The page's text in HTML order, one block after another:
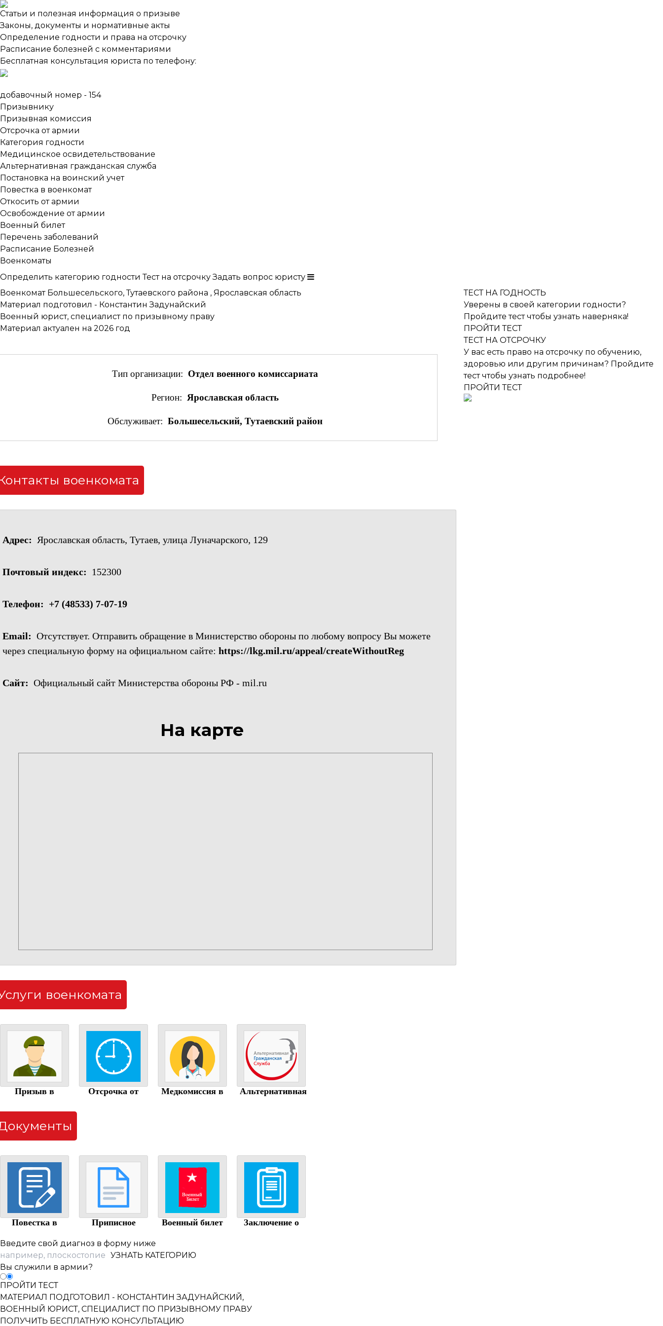
Статьи и полезная информация о призыве
Законы, документы и нормативные акты
Определение годности и права на отсрочку
Расписание болезней с комментариями
Бесплатная консультация юриста по телефону:
добавочный номер - 154
Призывнику
Призывная комиссия
Отсрочка от армии
Категория годности
Медицинское освидетельствование
Альтернативная гражданская служба
Постановка на воинский учет
Повестка в военкомат
Откосить от армии
Освобождение от армии
Военный билет
Перечень заболеваний
Расписание Болезней
Военкоматы
Определить категорию годности Тест на отсрочку Задать вопрос юристу
Военкомат Большесельского, Тутаевского района , Ярославская область
Материал подготовил - Константин Задунайский
Военный юрист, специалист по призывному праву
Материал актуален на 2026 год
Тип организации: Отдел военного комиссариата
Регион: Ярославская область
Обслуживает: Большесельский, Тутаевский район
военкомата
Адрес: Ярославская область, Тутаев, улица Луначарского, 129
Почтовый индекс: 152300
Телефон: +7 (48533) 7-07-19
Email: Отсутствует. Отправить обращение в Министерство обороны по любому вопросу Вы можете
через специальную форму на официальном сайте: https://lkg.mil.ru/appeal/createWithoutReg
Сайт: Официальный сайт Министерства обороны РФ - mil.ru
На карте
военкомата
Призыв в
Отсрочка от
Медкомиссия в
Альтернативная
Повестка в
Приписное
Военный билет
Заключение о
Введите свой диагноз в форму ниже
УЗНАТЬ КАТЕГОРИЮ
Вы служили в армии?
ПРОЙТИ ТЕСТ
МАТЕРИАЛ ПОДГОТОВИЛ - КОНСТАНТИН ЗАДУНАЙСКИЙ,
ВОЕННЫЙ ЮРИСТ, СПЕЦИАЛИСТ ПО ПРИЗЫВНОМУ ПРАВУ
ПОЛУЧИТЬ БЕСПЛАТНУЮ КОНСУЛЬТАЦИЮ
ТЕСТ НА ГОДНОСТЬ
Уверены в своей категории годности?
Пройдите тест чтобы узнать наверняка!
ПРОЙТИ ТЕСТ
ТЕСТ НА ОТСРОЧКУ
У вас есть право на отсрочку по обучению,
здоровью или другим причинам? Пройдите
тест чтобы узнать подробнее!
ПРОЙТИ ТЕСТ